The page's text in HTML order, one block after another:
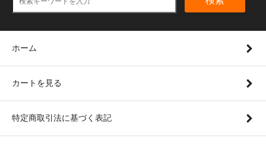
ホーム
カートを見る
特定商取引法に基づく表記